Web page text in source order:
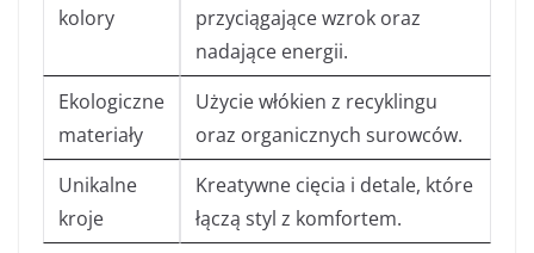
kolory
przyciągające wzrok oraz
nadające energii.
Ekologiczne
materiały
Użycie włókien z recyklingu
oraz organicznych surowców.
Unikalne
kroje
Kreatywne cięcia i detale, które
łączą styl z komfortem.